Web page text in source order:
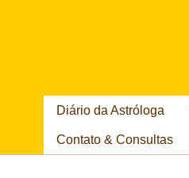
Diário da Astróloga
Contato & Consultas